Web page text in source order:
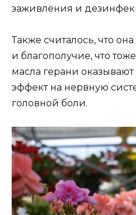
заживления и
Также считалось, что
и благополучие, что
масла герани
эффект на нервную
головной боли.